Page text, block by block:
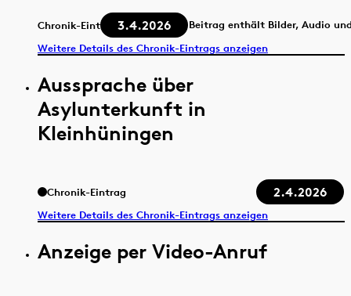
Chronik-Eintrag 3.4.2026
Beitrag enthält Bilder, Audio
Weitere Details des Chronik-Eintrags anzeigen
Aussprache über
Asylunterkunft in
Kleinhüningen
Chronik-Eintrag 2.4.2026
Weitere Details des Chronik-Eintrags anzeigen
Anzeige per Video-Anruf